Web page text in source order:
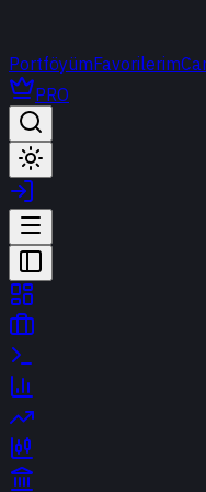
PortföyümFavorilerim
PRO